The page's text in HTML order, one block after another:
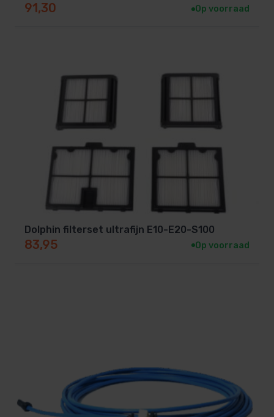
91,30 Op voorraad
Dolphin filterset ultrafijn E10-E20-S100
83,95 Op voorraad